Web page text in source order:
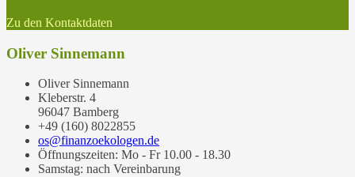
Zu den Kontaktdaten
Oliver Sinnemann
Oliver Sinnemann
Kleberstr. 4
96047 Bamberg
+49 (160) 8022855
os@finanzoekologen.de
Öffnungszeiten: Mo - Fr 10.00 - 18.30
Samstag: nach Vereinbarung